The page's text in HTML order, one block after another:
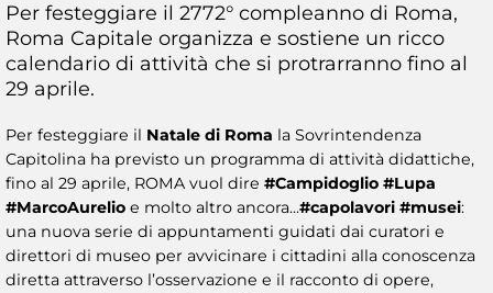
Per festeggiare il 2772° compleanno di Roma,
Roma Capitale organizza e sostiene un ricco
calendario di attività che si protrarranno fino al
29 aprile.
Per festeggiare il Natale di Roma la Sovrintendenza
Capitolina ha previsto un programma di attività didattiche,
fino al 29 aprile, ROMA vuol dire #Campidoglio #Lupa
#MarcoAurelio e molto altro ancora...#capolavori #musei:
una nuova serie di appuntamenti guidati dai curatori e
direttori di museo per avvicinare i cittadini alla conoscenza
diretta attraverso l’osservazione e il racconto di opere,